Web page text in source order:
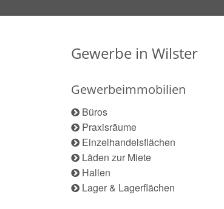
Gewerbe in Wilster
Gewerbeimmobilien
Büros
Praxisräume
Einzelhandelsflächen
Läden zur Miete
Hallen
Lager & Lagerflächen